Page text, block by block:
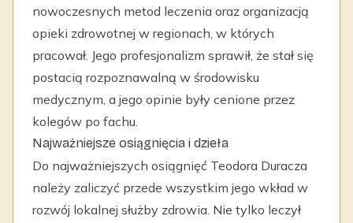
nowoczesnych metod leczenia oraz organizacją
opieki zdrowotnej w regionach, w których
pracował. Jego profesjonalizm sprawił, że stał się
postacią rozpoznawalną w środowisku
medycznym, a jego opinie były cenione przez
kolegów po fachu.
Najważniejsze osiągnięcia i dzieła
Do najważniejszych osiągnięć Teodora Duracza
należy zaliczyć przede wszystkim jego wkład w
rozwój lokalnej służby zdrowia. Nie tylko leczył